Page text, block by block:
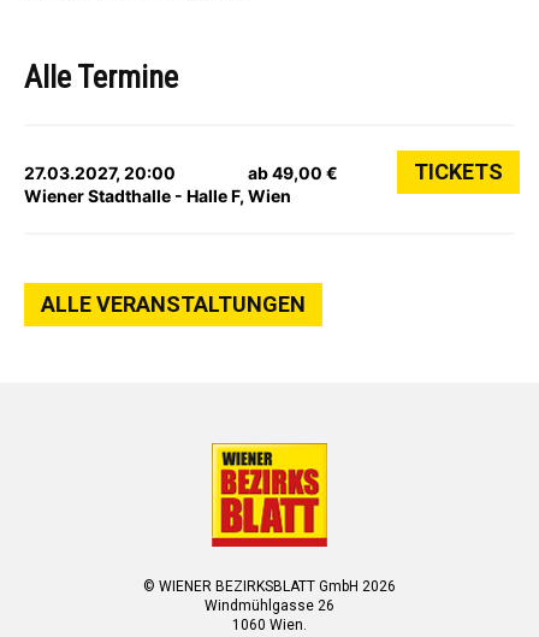
Alle Termine
27.03.2027, 20:00
Wiener Stadthalle - Halle F, Wien
ab 49,00 € TICKETS
ALLE VERANSTALTUNGEN
© WIENER BEZIRKSBLATT GmbH 2026
Windmühlgasse 26
1060 Wien.